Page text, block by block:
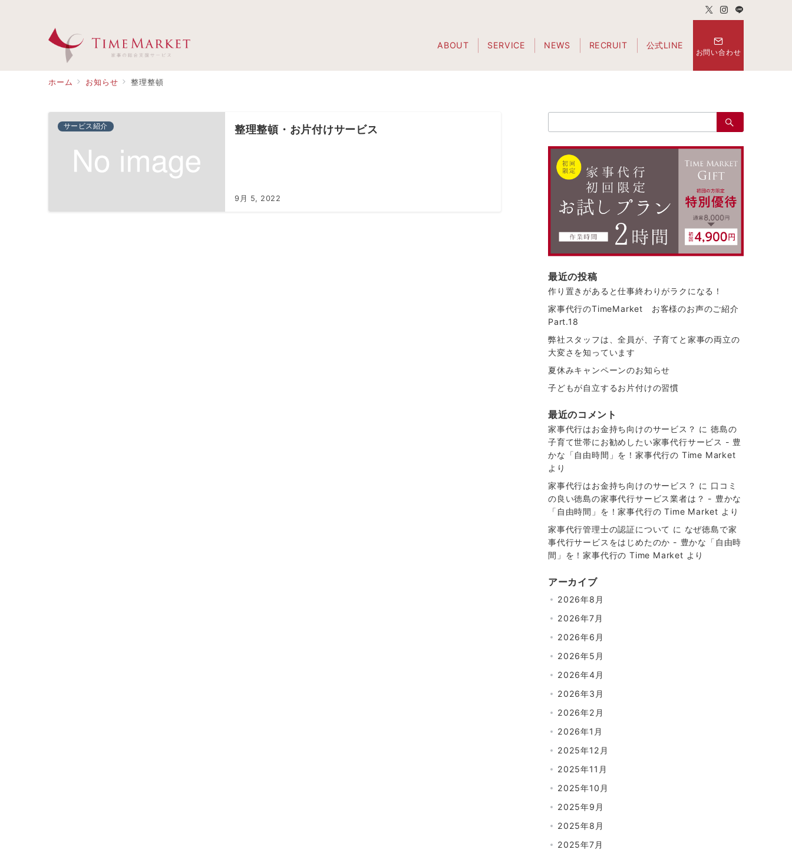
ABOUT SERVICE NEWS RECRUIT 公式LINE
お問い合わせ
ホーム お知らせ 整理整頓
サービス紹介 整理整頓・お片付けサービス
9月 5, 2022
索：
最近の投稿
作り置きがあると仕事終わりがラクになる！
家事代行のTimeMarket お客様のお声のご紹介
Part.18
弊社スタッフは、全員が、子育てと家事の両立の
大変さを知っています
夏休みキャンペーンのお知らせ
子どもが自立するお片付けの習慣
最近のコメント
家事代行はお金持ち向けのサービス？ に徳島の
子育て世帯にお勧めしたい家事代行サービス - 豊
かな「自由時間」を！家事代行の Time Market
より
家事代行はお金持ち向けのサービス？ に 口コミ
の良い徳島の家事代行サービス業者は？ - 豊かな
「自由時間」を！家事代行の Time Market より
家事代行管理士の認証について に なぜ徳島で家
事代行サービスをはじめたのか - 豊かな「自由時
間」を！家事代行の Time Market より
アーカイブ
2026年8月
2026年7月
2026年6月
2026年5月
2026年4月
2026年3月
2026年2月
2026年1月
2025年12月
2025年11月
2025年10月
2025年9月
2025年8月
2025年7月